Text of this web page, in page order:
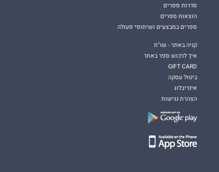
סדרות ספרים
הוצאות ספרים
ספרים במבצעים ושיתופי פעולה
קניה באתר - שו"ת
איך לרכוש ספר באתר
GIFT CARD
ביטול עסקה
אינדיבלוג
הצהרת נגישות